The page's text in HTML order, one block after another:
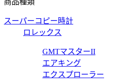
H171435ZH02390
スーパーコピー時計
ロレックス
GMTマスターII
エアキング
エクスプローラー